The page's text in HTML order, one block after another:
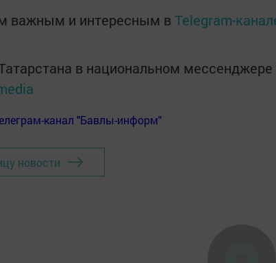
важным и интересным в Telegram-
в национальном
канал "Бавлы-информ"
новости